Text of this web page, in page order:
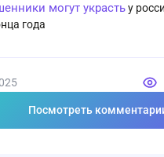
могут украстьу
года
Посмотреть